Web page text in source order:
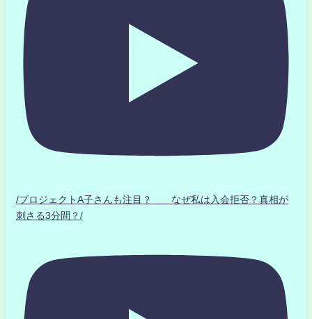
/プロジェクトA子さんも注目？ なぜ私は入会拒否？真相が
刺さる3分間？/